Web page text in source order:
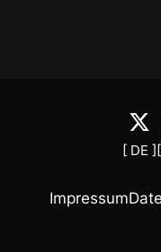
[ DE ]
Impressum